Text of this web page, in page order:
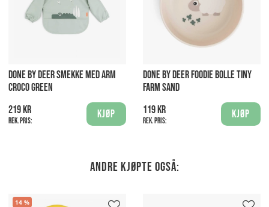
DONE BY DEER SMEKKE MED ARM
CROCO GREEN
219 kr
Rek. pris:
Kjøp
DONE BY DEER FOODIE BOLLE TINY
FARM SAND
119 kr
Rek. pris:
Kjøp
Andre kjøpte også:
14